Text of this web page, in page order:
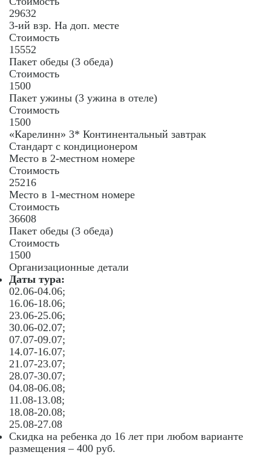
29632
3-ий взр. На доп. месте
Стоимость
15552
Пакет обеды (3 обеда)
Стоимость
1500
Пакет ужины (3 ужина в отеле)
Стоимость
1500
«Карелинн» 3* Континентальный завтрак
Стандарт с кондиционером
Место в 2-местном номере
Стоимость
25216
Место в 1-местном номере
Стоимость
36608
Пакет обеды (3 обеда)
Стоимость
1500
Организационные детали
Даты тура:
02.06-04.06;
16.06-18.06;
23.06-25.06;
30.06-02.07;
07.07-09.07;
14.07-16.07;
21.07-23.07;
28.07-30.07;
04.08-06.08;
11.08-13.08;
18.08-20.08;
25.08-27.08
Скидка на ребенка до 16 лет при любом варианте
размещения – 400 руб.